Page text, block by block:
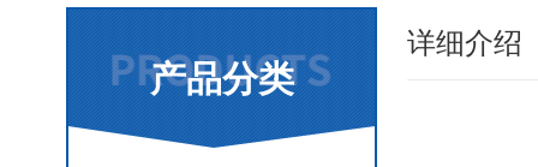
产品分类
详细介绍